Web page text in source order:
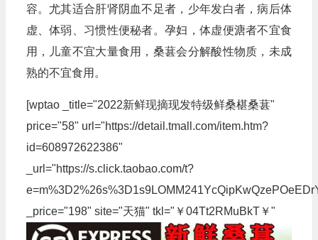
容。尤其适合肝肾阴血不足者，少年发白者，病后体
虚、体弱、习惯性便秘者。孕妇，体虚便溏者不宜食
用，儿童不宜大量食用，桑葚会分解酸性物质，未成
熟的不宜食用。
[wptao _title="2022新鲜现摘现发特级鲜桑椹桑葚"
price="58" url="https://detail.tmall.com/item.htm?
id=608972622386"
_url="https://s.click.taobao.com/t?
_price="198" site="天猫" tkl="￥04Tt2RMuBkT￥"